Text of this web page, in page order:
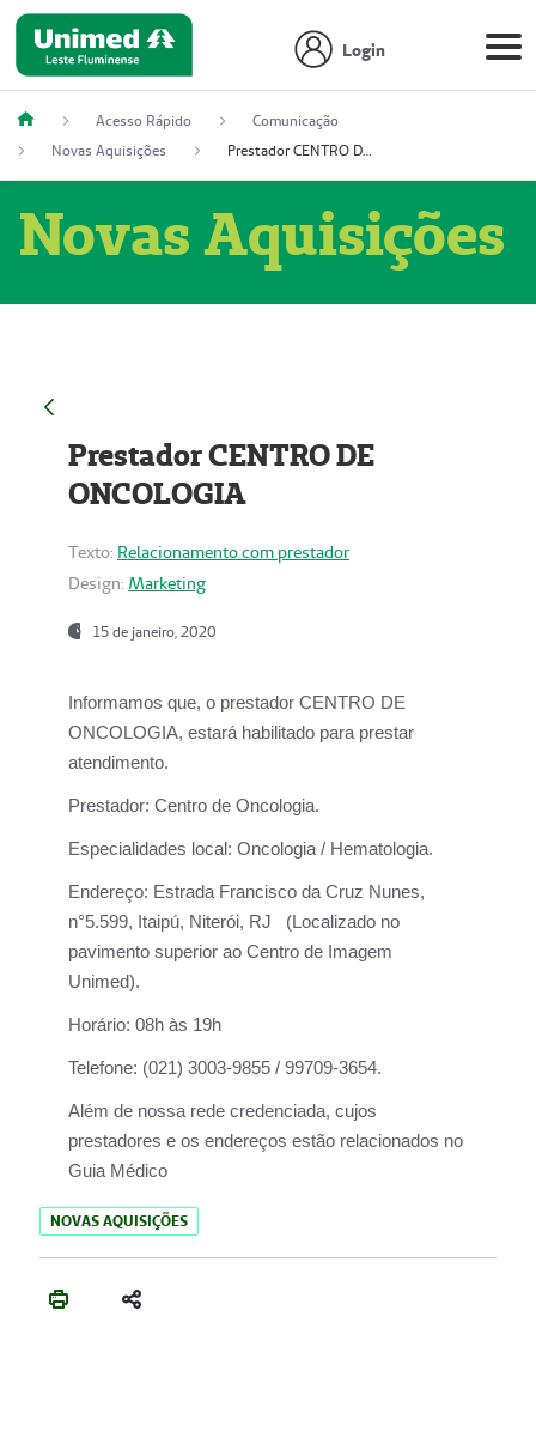
Login
Acesso Rápido
Comunicação
Novas Aquisições
Prestador CENTRO DE ONCOLOGIA
Novas Aquisições
Prestador CENTRO DE
ONCOLOGIA
Texto: Relacionamento com prestador
Design: Marketing
15 de janeiro, 2020
Informamos que, o prestador CENTRO DE
ONCOLOGIA, estará habilitado para prestar
atendimento.
Prestador: Centro de Oncologia.
Especialidades local: Oncologia / Hematologia.
Endereço: Estrada Francisco da Cruz Nunes,
n°5.599, Itaipú, Niterói, RJ (Localizado no
pavimento superior ao Centro de Imagem
Unimed).
Horário: 08h às 19h
Telefone: (021) 3003-9855 / 99709-3654.
Além de nossa rede credenciada, cujos
prestadores e os endereços estão relacionados no
Guia Médico
NOVAS AQUISIÇÕES